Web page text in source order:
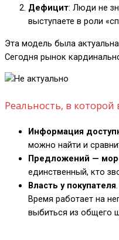
Дефицит: Люди не
выступаете в роли
Эта модель была
Сегодня рынок
Реальность, в которой
Информация
можно найти и
Предложений —
единственный, кто
Власть у покупателя
Время работает на
выбиться из общего